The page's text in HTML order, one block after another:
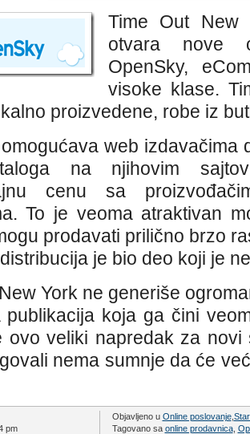
Time Out New
otvara nove
OpenSky,
visoke klase.
proizvedene, robe iz
web izdavačima
na njihovim
cenu sa
To je veoma atraktivan
prodavati prilično brzo
je bio deo koji je
York ne generiše
publikacija koja ga čini
ovo veliki napredak za novi
nema sumnje da će
pm
Objavljeno u Online poslovanje,
Tagovano sa online prodavnica,